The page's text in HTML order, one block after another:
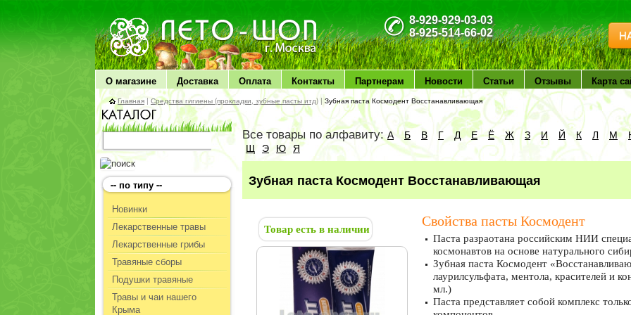
ЛЕТО чудо здоровья
8-929-929-03-03
8-925-514-66-02
О магазине Доставка Оплата Контакты Партнерам Новости Статьи Отзывы Карта
Главная |Средства гигиены (прокладки, зубные пасты итд) | Зубная паста Космодент Восстанавливающая
-- по типу --
Новинки
Лекарственные травы
Лекарственные грибы
Травяные сборы
Подушки травяные
Травы и чаи нашего
Крыма
Все товары по алфавиту:А Б В Г Д Е Ё Ж З И Й К Л М
Щ Э Ю Я
Зубная паста Космодент Восстанавливающая
Товар есть в наличии
Свойства пасты Космодент
Паста разраотана российским НИИ
космонавтов на основе натурального
Зубная паста Космодент
лаурилсульфата, ментола, красителей и
мл.)
Паста представляет собой комплекс